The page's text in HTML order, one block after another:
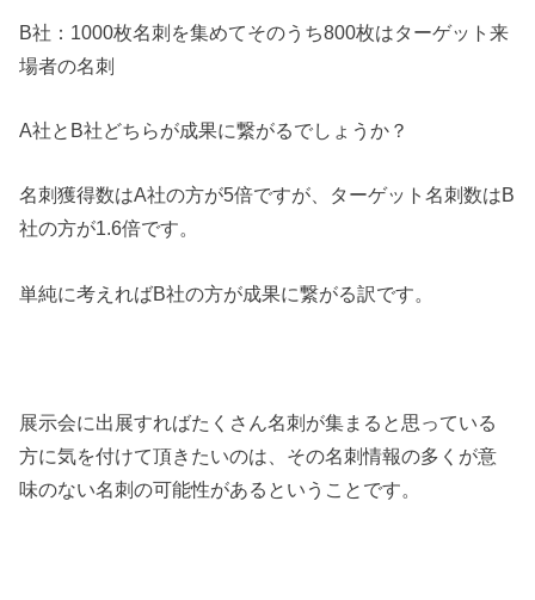
B社：1000枚名刺を集めてそのうち800枚はターゲット来
場者の名刺
A社とB社どちらが成果に繋がるでしょうか？
名刺獲得数はA社の方が5倍ですが、ターゲット名刺数はB
社の方が1.6倍です。
単純に考えればB社の方が成果に繋がる訳です。
展示会に出展すればたくさん名刺が集まると思っている
方に気を付けて頂きたいのは、その名刺情報の多くが意
味のない名刺の可能性があるということです。